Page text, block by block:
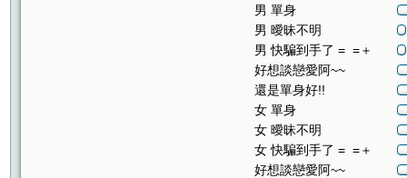
男 單身
男 曖昧不明
男 快騙到手了 = =＋
好想談戀愛阿~~
還是單身好!!
女 單身
女 曖昧不明
女 快騙到手了 = =＋
好想談戀愛阿~~